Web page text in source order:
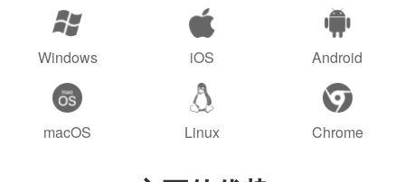
Windows iOS Android
macOS Linux Chrome